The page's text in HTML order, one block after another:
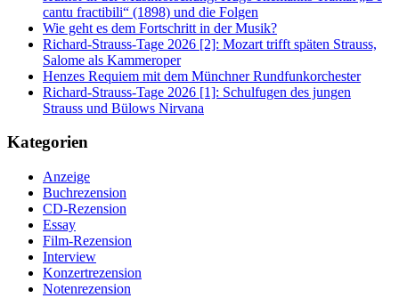
cantu fractibili“ (1898) und die Folgen
Wie geht es dem Fortschritt in der Musik?
Richard-Strauss-Tage 2026 [2]: Mozart trifft späten Strauss,
Salome als Kammeroper
Henzes Requiem mit dem Münchner Rundfunkorchester
Richard-Strauss-Tage 2026 [1]: Schulfugen des jungen
Strauss und Bülows Nirvana
Kategorien
Anzeige
Buchrezension
CD-Rezension
Essay
Film-Rezension
Interview
Konzertrezension
Notenrezension